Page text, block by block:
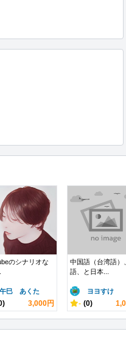
のシナリオな
午巳 あくた
3,000円
中国語（台湾語）
語、と日本...
ヨヨすけ
- (0)